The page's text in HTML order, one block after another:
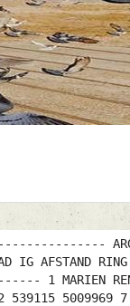
RING JR
RENE
539115 5009969